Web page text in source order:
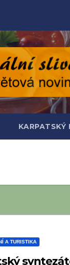
KARPATSKÝ
A TURISTIKA